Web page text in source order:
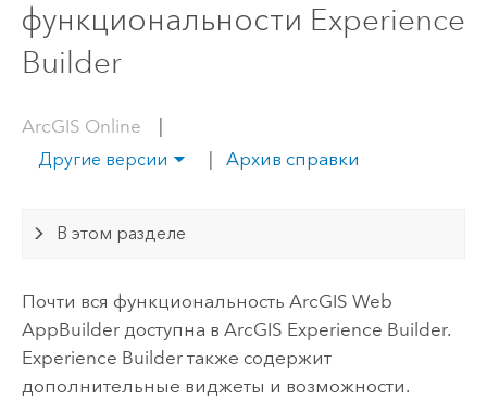
функциональности Experience
Builder
ArcGIS Online
Другие версии Архив справки
В этом разделе
Почти вся функциональность ArcGIS Web
AppBuilderдоступна в ArcGIS Experience Builder.
Experience Builderтакже содержит
дополнительные виджеты и возможности.